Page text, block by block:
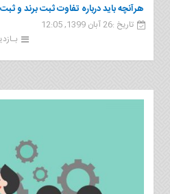
هرآنچه باید درباره تفاوت ثبت برند و
تاریخ :26 آبان 1399, 12:05